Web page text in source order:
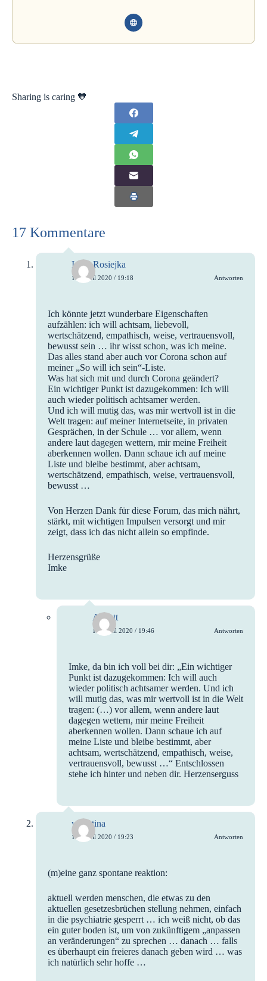
Sharing is caring 🧡
17 Kommentare
Imke Rosiejka
14. April 2020 / 19:18 Antworten
Ich könnte jetzt wunderbare Eigenschaften
aufzählen: ich will achtsam, liebevoll,
wertschätzend, empathisch, weise, vertrauensvoll,
bewusst sein … ihr wisst schon, was ich meine.
Das alles stand aber auch vor Corona schon auf
meiner „So will ich sein“-Liste.
Was hat sich mit und durch Corona geändert?
Ein wichtiger Punkt ist dazugekommen: Ich will
auch wieder politisch achtsamer werden.
Und ich will mutig das, was mir wertvoll ist in die
Welt tragen: auf meiner Internetseite, in privaten
Gesprächen, in der Schule … vor allem, wenn
andere laut dagegen wettern, mir meine Freiheit
aberkennen wollen. Dann schaue ich auf meine
Liste und bleibe bestimmt, aber achtsam,
wertschätzend, empathisch, weise, vertrauensvoll,
bewusst …
Von Herzen Dank für diese Forum, das mich nährt,
stärkt, mit wichtigen Impulsen versorgt und mir
zeigt, dass ich das nicht allein so empfinde.
Herzensgrüße
Imke
Annett
16. April 2020 / 19:46 Antworten
Imke, da bin ich voll bei dir: „Ein wichtiger
Punkt ist dazugekommen: Ich will auch
wieder politisch achtsamer werden. Und ich
will mutig das, was mir wertvoll ist in die Welt
tragen: (…) vor allem, wenn andere laut
dagegen wettern, mir meine Freiheit
aberkennen wollen. Dann schaue ich auf
meine Liste und bleibe bestimmt, aber
achtsam, wertschätzend, empathisch, weise,
vertrauensvoll, bewusst …“ Entschlossen
stehe ich hinter und neben dir. Herzenserguss
valentina
14. April 2020 / 19:23 Antworten
(m)eine ganz spontane reaktion:
aktuell werden menschen, die etwas zu den
aktuellen gesetzesbrüchen stellung nehmen, einfach
in die psychiatrie gesperrt … ich weiß nicht, ob das
ein guter boden ist, um von zukünftigem „anpassen
an veränderungen“ zu sprechen … danach … falls
es überhaupt ein freieres danach geben wird … was
ich natürlich sehr hoffe …